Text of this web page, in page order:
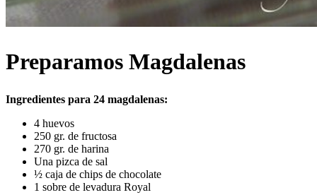
Preparamos Magdalenas
Ingredientes para 24 magdalenas:
4 huevos
250 gr. de fructosa
270 gr. de harina
Una pizca de sal
½ caja de chips de chocolate
1 sobre de levadura Royal